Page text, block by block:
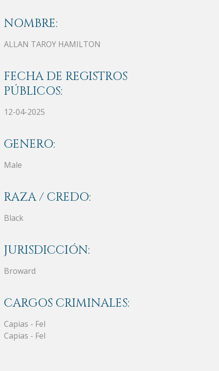
NOMBRE:
ALLAN TAROY HAMILTON
FECHA DE REGISTROS
PÚBLICOS:
12-04-2025
GENERO:
Male
RAZA / CREDO:
Black
JURISDICCIÓN:
Broward
CARGOS CRIMINALES:
Capias - Fel
Capias - Fel